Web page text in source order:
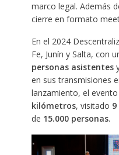
marco legal. Además
cierre en formato
En el 2024
Fe, Junín y Salta, con
personas asistentes
en sus transmisiones
lanzamiento, el
kilómetros, visitado
de 15.000 personas.